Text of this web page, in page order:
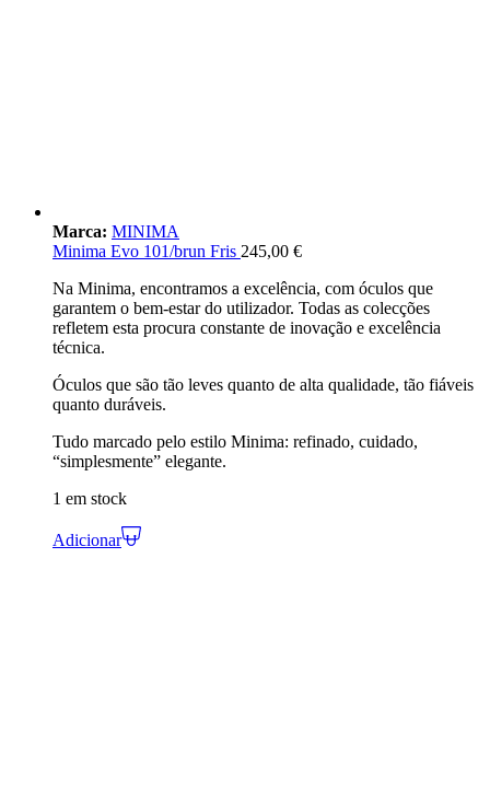
Marca: MINIMA
Minima Evo 101/brun Fris 245,00 €
Na Minima, encontramos a excelência, com óculos que
garantem o bem-estar do utilizador. Todas as colecções
refletem esta procura constante de inovação e excelência
técnica.
Óculos que são tão leves quanto de alta qualidade, tão fiáveis
quanto duráveis.
Tudo marcado pelo estilo Minima: refinado, cuidado,
“simplesmente” elegante.
1 em stock
Adicionar